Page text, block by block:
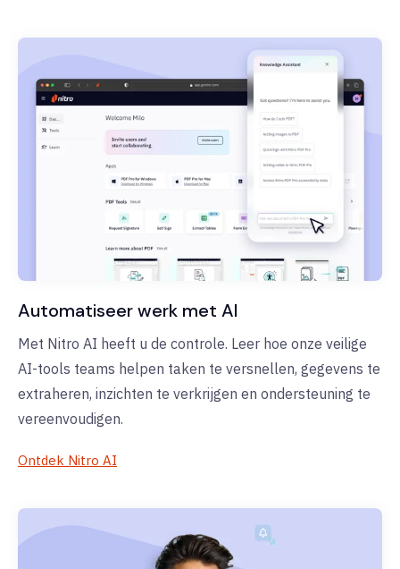
Automatiseer werk met AI
Met Nitro AI heeft u de controle. Leer hoe onze veilige
AI-tools teams helpen taken te versnellen, gegevens te
extraheren, inzichten te verkrijgen en ondersteuning te
vereenvoudigen.
Ontdek Nitro AI